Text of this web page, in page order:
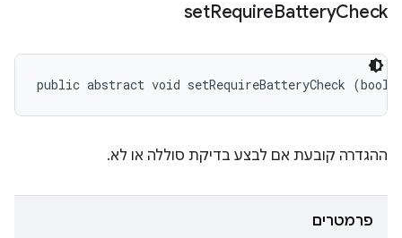
setRequireBatteryCheck
public abstract void setRequireBatteryCheck
ההגדרה קובעת אם לבצע בדיקת סוללה או לא.
פרמטרים